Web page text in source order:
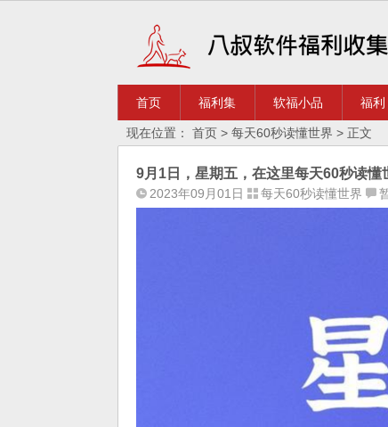
首页 福利集 软福小品 福利
现在位置： 首页 > 每天60秒读懂世界 > 正文
9月1日，星期五，在这里每天60秒读懂
2023年09月01日 每天60秒读懂世界